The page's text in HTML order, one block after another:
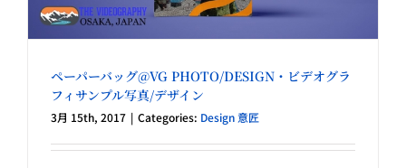
ペーパーバッグ@VG PHOTO/DESIGN・ビデオグラ
フィサンプル写真/デザイン
3月 15th, 2017 | Categories: Design 意匠